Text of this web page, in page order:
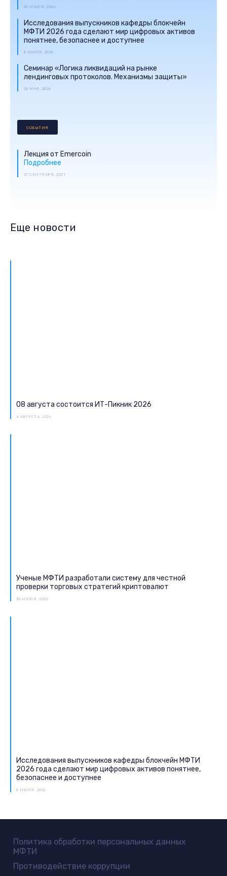
30 ИЮЛЯ, 2026
Исследования выпускников кафедры блокчейн
МФТИ 2026 года сделают мир цифровых активов
понятнее, безопаснее и доступнее
8 ИЮЛЯ, 2026
Семинар «Логика ликвидаций на рынке
лендинговых протоколов. Механизмы защиты»
26 МАЯ, 2026
СОБЫТИЯ
Лекция от Emercoin
Подробнее
27 СЕНТЯБРЯ, 2021
Еще новости
08 августа состоится ИТ-Пикник 2026
4 АВГУСТА, 2026
Ученые МФТИ разработали систему для честной
проверки торговых стратегий криптовалют
30 ИЮЛЯ, 2026
Исследования выпускников кафедры блокчейн МФТИ
2026 года сделают мир цифровых активов понятнее,
безопаснее и доступнее
8 ИЮЛЯ, 2026
Политика обработки персональных данных
МФТИ
Противодействие коррупции